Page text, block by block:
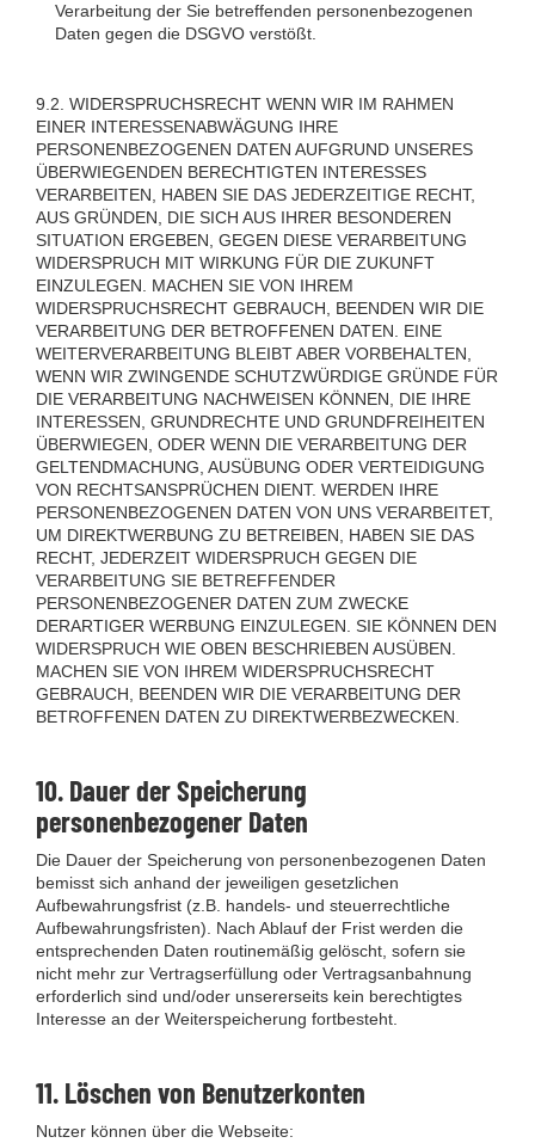
Verarbeitung der Sie betreffenden personenbezogenen
Daten gegen die DSGVO verstößt.
9.2. WIDERSPRUCHSRECHT WENN WIR IM RAHMEN
EINER INTERESSENABWÄGUNG IHRE
PERSONENBEZOGENEN DATEN AUFGRUND UNSERES
ÜBERWIEGENDEN BERECHTIGTEN INTERESSES
VERARBEITEN, HABEN SIE DAS JEDERZEITIGE RECHT,
AUS GRÜNDEN, DIE SICH AUS IHRER BESONDEREN
SITUATION ERGEBEN, GEGEN DIESE VERARBEITUNG
WIDERSPRUCH MIT WIRKUNG FÜR DIE ZUKUNFT
EINZULEGEN. MACHEN SIE VON IHREM
WIDERSPRUCHSRECHT GEBRAUCH, BEENDEN WIR DIE
VERARBEITUNG DER BETROFFENEN DATEN. EINE
WEITERVERARBEITUNG BLEIBT ABER VORBEHALTEN,
WENN WIR ZWINGENDE SCHUTZWÜRDIGE GRÜNDE FÜR
DIE VERARBEITUNG NACHWEISEN KÖNNEN, DIE IHRE
INTERESSEN, GRUNDRECHTE UND GRUNDFREIHEITEN
ÜBERWIEGEN, ODER WENN DIE VERARBEITUNG DER
GELTENDMACHUNG, AUSÜBUNG ODER VERTEIDIGUNG
VON RECHTSANSPRÜCHEN DIENT. WERDEN IHRE
PERSONENBEZOGENEN DATEN VON UNS VERARBEITET,
UM DIREKTWERBUNG ZU BETREIBEN, HABEN SIE DAS
RECHT, JEDERZEIT WIDERSPRUCH GEGEN DIE
VERARBEITUNG SIE BETREFFENDER
PERSONENBEZOGENER DATEN ZUM ZWECKE
DERARTIGER WERBUNG EINZULEGEN. SIE KÖNNEN DEN
WIDERSPRUCH WIE OBEN BESCHRIEBEN AUSÜBEN.
MACHEN SIE VON IHREM WIDERSPRUCHSRECHT
GEBRAUCH, BEENDEN WIR DIE VERARBEITUNG DER
BETROFFENEN DATEN ZU DIREKTWERBEZWECKEN.
10. Dauer der Speicherung
personenbezogener Daten
Die Dauer der Speicherung von personenbezogenen Daten
bemisst sich anhand der jeweiligen gesetzlichen
Aufbewahrungsfrist (z.B. handels- und steuerrechtliche
Aufbewahrungsfristen). Nach Ablauf der Frist werden die
entsprechenden Daten routinemäßig gelöscht, sofern sie
nicht mehr zur Vertragserfüllung oder Vertragsanbahnung
erforderlich sind und/oder unsererseits kein berechtigtes
Interesse an der Weiterspeicherung fortbesteht.
11. Löschen von Benutzerkonten
Nutzer können über die Webseite: